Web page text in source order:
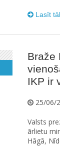
Lasīt
Braže
IKP ir
25/06/
Valsts
ārlietu
Hāgā,